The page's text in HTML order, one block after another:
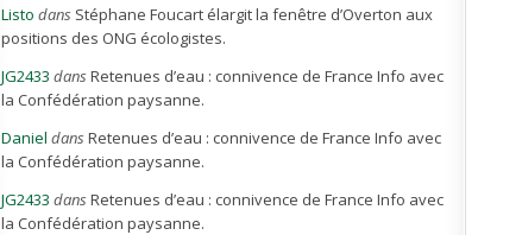
Listo dans Stéphane Foucart élargit la fenêtre d’Overton aux
positions des ONG écologistes.
JG2433 dansRetenues d’eau : connivence de France Info avec
la Confédération paysanne.
Daniel dansRetenues d’eau : connivence de France Info avec
la Confédération paysanne.
JG2433 dansRetenues d’eau : connivence de France Info avec
la Confédération paysanne.